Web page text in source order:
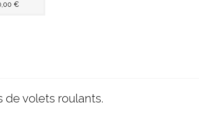
€
de volets roulants.